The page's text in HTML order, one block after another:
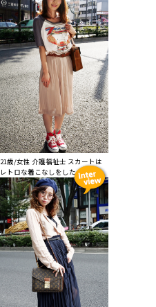
21歳/女性 介護福祉士 スカートは
レトロな着こなしをしたくて...